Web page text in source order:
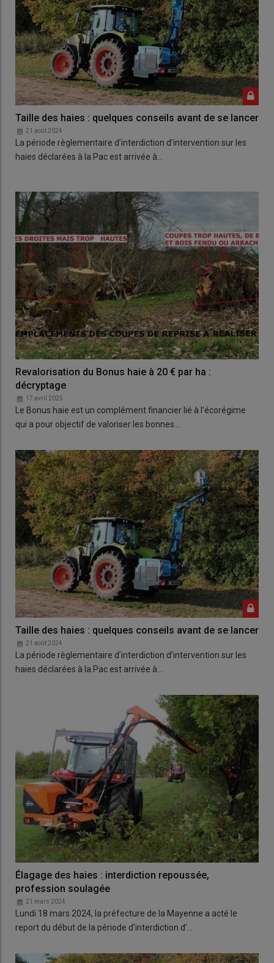
Taille des haies : quelques conseils avant de se lancer
21 août 2024
La période règlementaire d’interdiction d’intervention sur les
haies déclarées à la Pac est arrivée à…
Revalorisation du Bonus haie à 20 € par ha :
décryptage
17 avril 2025
Le Bonus haie est un complément financier lié à l’écorégime
qui a pour objectif de valoriser les bonnes…
Taille des haies : quelques conseils avant de se lancer
21 août 2024
La période règlementaire d’interdiction d’intervention sur les
haies déclarées à la Pac est arrivée à…
Élagage des haies : interdiction repoussée,
profession soulagée
21 mars 2024
Lundi 18 mars 2024, la préfecture de la Mayenne a acté le
report du début de la période d’interdiction d’…